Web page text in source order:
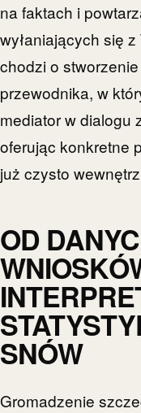
na faktach i
wyłaniających się
chodzi o
przewodnika, w
mediator w dialogu
oferując konkretne
już czysto
OD
SNÓW
Gromadzenie